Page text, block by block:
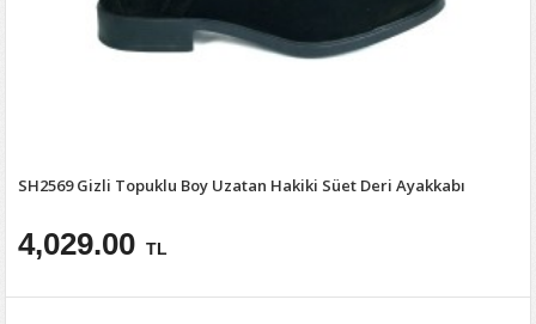
SH2569 Gizli Topuklu Boy Uzatan Hakiki Süet Deri Ayakkabı
4,029.00 TL